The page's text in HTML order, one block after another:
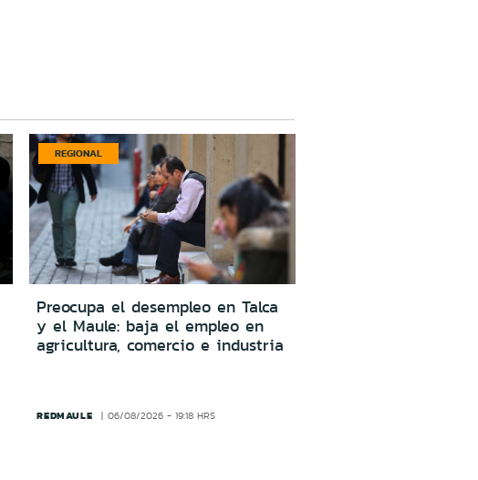
REGIONAL
Preocupa el desempleo en Talca
y el Maule: baja el empleo en
agricultura, comercio e industria
REDMAULE 06/08/2026 - 19:18 HRS